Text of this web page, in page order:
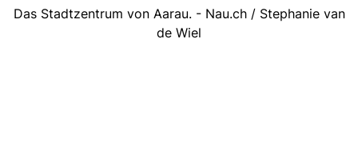
Das Stadtzentrum von Aarau. - Nau.ch / Stephanie van
de Wiel